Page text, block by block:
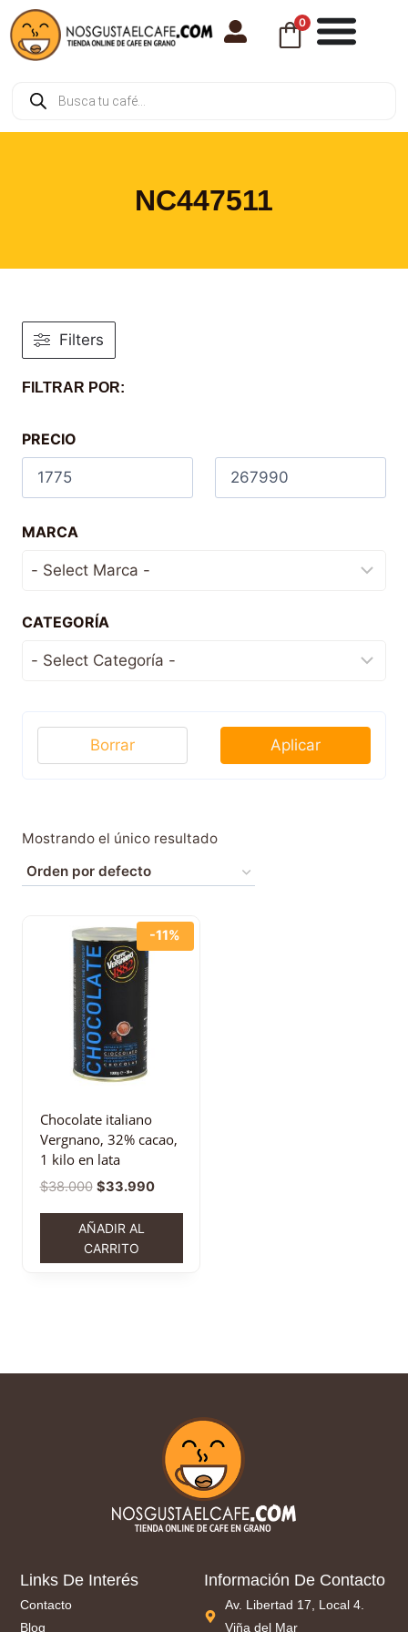
0
NC447511
Mostrando el único resultado
-11%
Chocolate italiano
Vergnano, 32% cacao,
1 kilo en lata
$38.000 $33.990
AÑADIR AL
CARRITO
Filters
FILTRAR POR:
PRECIO
MARCA
CATEGORÍA
Aplicar
Borrar
Links De Interés
Contacto
Blog
Información De Contacto
Av. Libertad 17, Local 4.
Viña del Mar